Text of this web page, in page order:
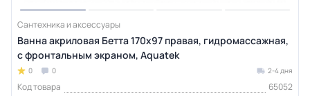
Сантехника и аксессуары
Ванна акриловая Бетта 170х97 правая, гидромассажная,
с фронтальным экраном, Aquatek
0 0 2-4 дня
Код товара
65052